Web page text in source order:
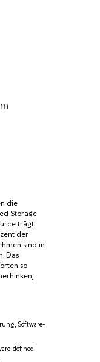
die
Storage
trägt
der
sind in
Das
so
, Software-
defined